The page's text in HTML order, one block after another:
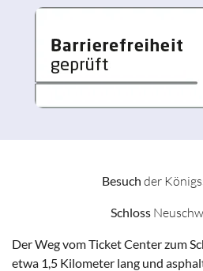
Besuch der
Schloss
Der Weg vom Ticket Center zum
etwa 1,5 Kilometer lang und